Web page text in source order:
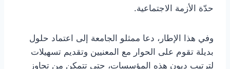
حدّة الأزمة الاجتماعية.
وفي هذا الإطار، دعا ممثلو الجامعة إلى اعتماد حلول
بديلة تقوم على الحوار مع المعنيين وتقديم تسهيلات
لترتيب ديون هذه المؤسسات، حتى تتمكن من تجاوز